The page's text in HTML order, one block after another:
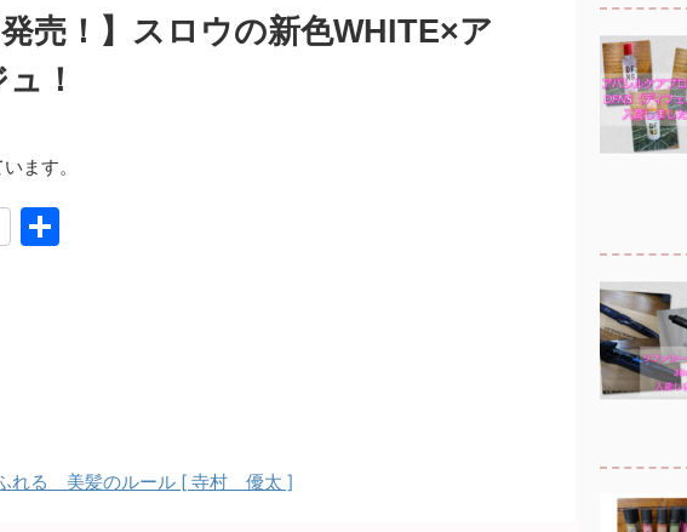
売！】スロウの新色WHITE×ア
！
ます。
れる 美髪のルール [ 寺村 優太 ]